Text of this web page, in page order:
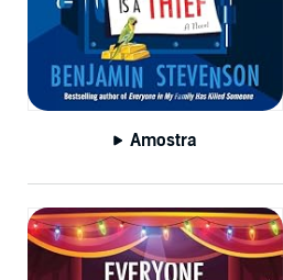
Amostra